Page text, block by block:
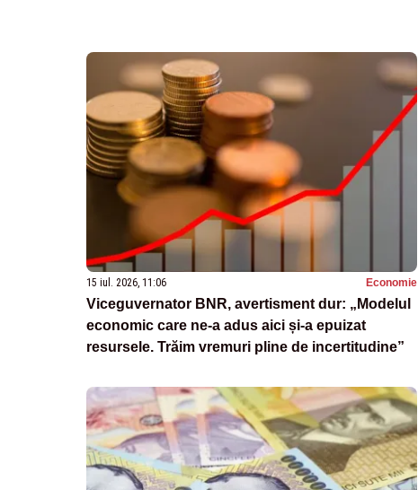
15 iul. 2026, 11:06 Economie
Viceguvernator BNR, avertisment dur: „Modelul
economic care ne-a adus aici și-a epuizat
resursele. Trăim vremuri pline de incertitudine”